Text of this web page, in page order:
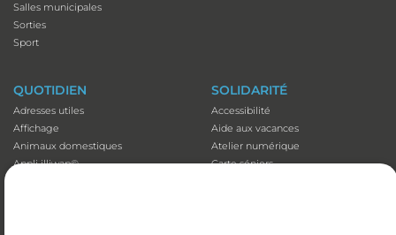
Salles municipales
Sorties
Sport
QUOTIDIEN
Adresses utiles
Affichage
Animaux domestiques
Appli illiwap©
SOLIDARITÉ
Accessibilité
Aide aux vacances
Atelier numérique
Carte séniors